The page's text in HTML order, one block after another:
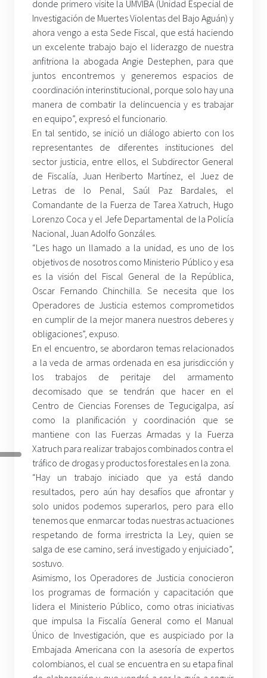
donde primero visite la UMVIBA (Unidad Especial de
Investigación de Muertes Violentas del Bajo Aguán) y
ahora vengo a esta Sede Fiscal, que está haciendo
un excelente trabajo bajo el liderazgo de nuestra
anfitriona la abogada Angie Destephen, para que
juntos encontremos y generemos espacios de
coordinación interinstitucional, porque solo hay una
manera de combatir la delincuencia y es trabajar
en equipo”, expresó el funcionario.
En tal sentido, se inició un diálogo abierto con los
representantes de diferentes instituciones del
sector justicia, entre ellos, el Subdirector General
de Fiscalía, Juan Heriberto Martínez, el Juez de
Letras de lo Penal, Saúl Paz Bardales, el
Comandante de la Fuerza de Tarea Xatruch, Hugo
Lorenzo Coca y el Jefe Departamental de la Policía
Nacional, Juan Adolfo Gonzáles.
“Les hago un llamado a la unidad, es uno de los
objetivos de nosotros como Ministerio Público y esa
es la visión del Fiscal General de la República,
Oscar Fernando Chinchilla. Se necesita que los
Operadores de Justicia estemos comprometidos
en cumplir de la mejor manera nuestros deberes y
obligaciones”, expuso.
En el encuentro, se abordaron temas relacionados
a la veda de armas ordenada en esa jurisdicción y
los trabajos de peritaje del armamento
decomisado que se tendrán que hacer en el
Centro de Ciencias Forenses de Tegucigalpa, así
como la planificación y coordinación que se
mantiene con las Fuerzas Armadas y la Fuerza
Xatruch para realizar trabajos combinados contra el
tráfico de drogas y productos forestales en la zona.
“Hay un trabajo iniciado que ya está dando
resultados, pero aún hay desafíos que afrontar y
solo unidos podemos superarlos, pero para ello
tenemos que enmarcar todas nuestras actuaciones
respetando de forma irrestricta la Ley, quien se
salga de ese camino, será investigado y enjuiciado”,
sostuvo.
Asimismo, los Operadores de Justicia conocieron
los programas de formación y capacitación que
lidera el Ministerio Público, como otras iniciativas
que impulsa la Fiscalía General como el Manual
Único de Investigación, que es auspiciado por la
Embajada Americana con la asesoría de expertos
colombianos, el cual se encuentra en su etapa final